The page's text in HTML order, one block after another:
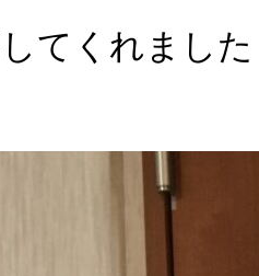
てくれました